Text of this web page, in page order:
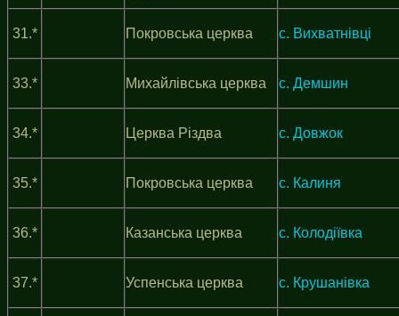
31.* Покровська церква с. Вихватнівці
33.* Михайлівська церква с. Демшин
34.* Церква Різдва с. Довжок
35.* Покровська церква с. Калиня
36.* Казанська церква с. Колодіївка
37.* Успенська церква с. Крушанівка